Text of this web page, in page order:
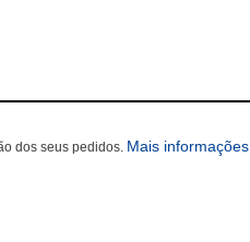
dos seus pedidos. Mais informações